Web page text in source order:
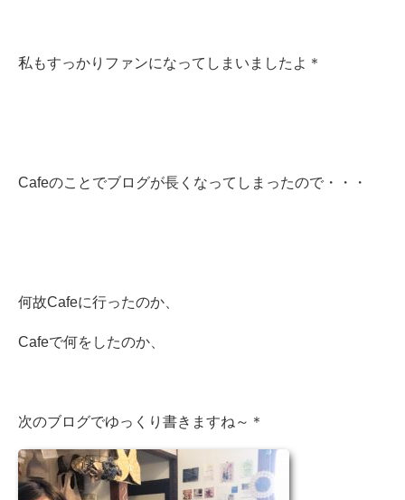
私もすっかりファンになってしまいましたよ＊
Cafeのことでブログが長くなってしまったので・・・
何故Cafeに行ったのか、
Cafeで何をしたのか、
次のブログでゆっくり書きますね～＊